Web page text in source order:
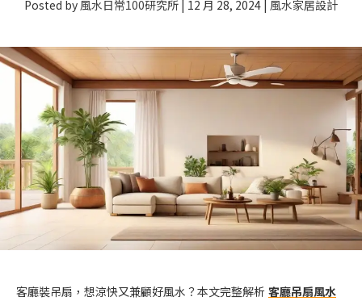
Posted by風水日常100研究所 | 12 月 28, 2024 | 風水家居設計
客廳裝吊扇，想涼快又兼顧好風水？本文完整解析 客廳吊扇風水